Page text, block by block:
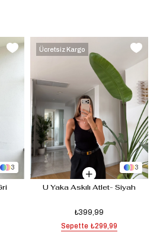
3 3
U Yaka Askılı Atlet- Siyah
₺399,99
Sepette ₺299,99
Ücretsiz Kargo